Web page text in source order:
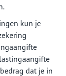
kun je
dat je in